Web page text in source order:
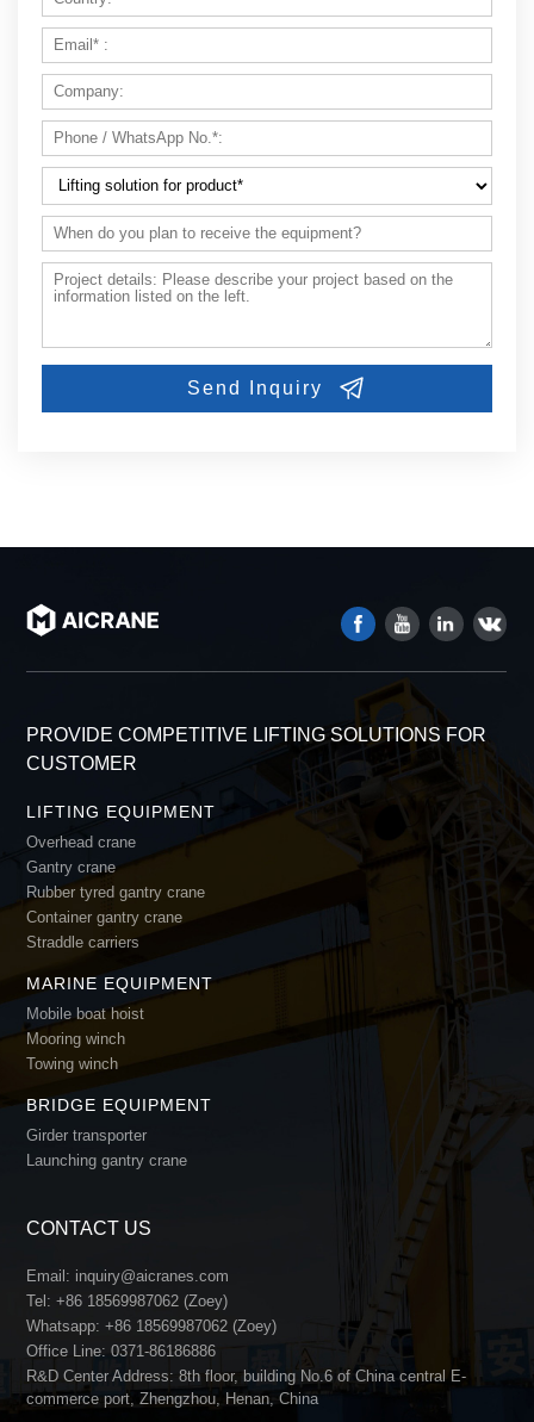
PROVIDE COMPETITIVE LIFTING SOLUTIONS FOR
CUSTOMER
LIFTING EQUIPMENT
Overhead crane
Gantry crane
Rubber tyred gantry crane
Container gantry crane
Straddle carriers
MARINE EQUIPMENT
Mobile boat hoist
Mooring winch
Towing winch
BRIDGE EQUIPMENT
Girder transporter
Launching gantry crane
CONTACT US
Email: inquiry@aicranes.com
Tel:+86 18569987062 (Zoey)
Whatsapp:+86 18569987062 (Zoey)
Office Line:0371-86186886
R&D Center Address: 8th floor, building No.6 of China central E-
commerce port, Zhengzhou, Henan, China